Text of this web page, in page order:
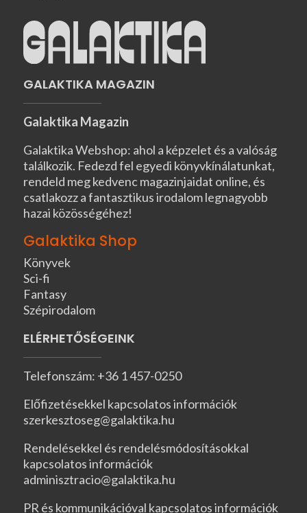
GALAKTIKA MAGAZIN
Galaktika Magazin
Galaktika Webshop: ahol a képzelet és a valóság
találkozik. Fedezd fel egyedi könyvkínálatunkat,
rendeld meg kedvenc magazinjaidat online, és
csatlakozz a fantasztikus irodalom legnagyobb
hazai közösségéhez!
Galaktika Shop
Könyvek
Sci-fi
Fantasy
Szépirodalom
ELÉRHETŐSÉGEINK
Telefonszám: +36 1 457-0250
Előfizetésekkel kapcsolatos információk
szerkesztoseg@galaktika.hu
Rendelésekkel és rendelésmódosításokkal
kapcsolatos információk
adminisztracio@galaktika.hu
PR és kommunikációval kapcsolatos információk